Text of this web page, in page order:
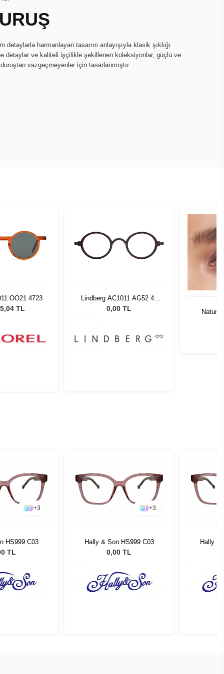
harmanlayan tasarım anlayışıyla klasik şıklığı
detaylar ve kaliteli işçilikle şekillenen koleksiyonlar, güçlü ve
vazgeçmeyenler için tasarlanmıştır.
OO21 4723
TL
Lindberg AC1011 AG52 42
135
0,00 TL
+3
HS999 C03
TL
+3
Hally & Son HS999 C03
0,00 TL
Hally &